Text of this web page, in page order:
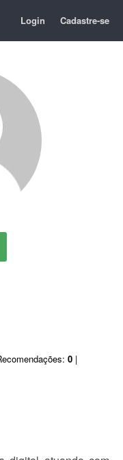
Login Cadastre-se
0 |